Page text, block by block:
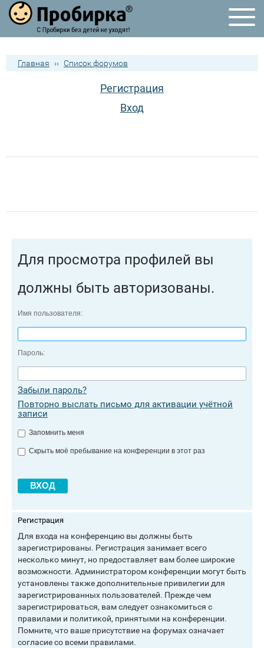
Главная ›› Список форумов
Регистрация
Вход
Для просмотра профилей вы
должны быть авторизованы.
Имя пользователя:
Пароль:
Забыли пароль?
Повторно выслать письмо для активации учётной
записи
Запомнить меня
Скрыть моё пребывание на конференции в этот раз
Регистрация
Для входа на конференцию вы должны быть
зарегистрированы. Регистрация занимает всего
несколько минут, но предоставляет вам более широкие
возможности. Администратором конференции могут быть
установлены также дополнительные привилегии для
зарегистрированных пользователей. Прежде чем
зарегистрироваться, вам следует ознакомиться с
правилами и политикой, принятыми на конференции.
Помните, что ваше присутствие на форумах означает
согласие со всеми правилами.